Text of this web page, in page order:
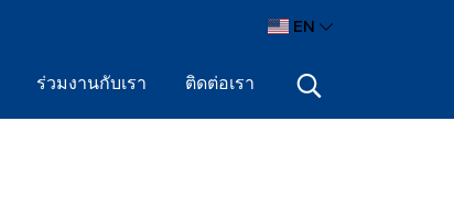
EN
ร่วมงานกับเรา ติดต่อเรา